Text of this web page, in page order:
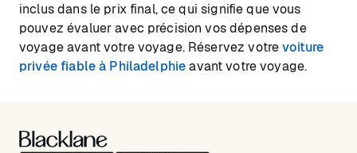
inclus dans le prix final, ce qui signifie que vous
pouvez évaluer avec précision vos dépenses de
voyage avant votre voyage. Réservez votrevoiture
privée fiable à Philadelphieavant votre voyage.